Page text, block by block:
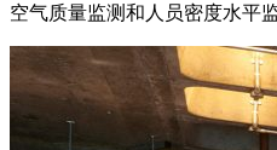
空气质量监测和人员密度水平监